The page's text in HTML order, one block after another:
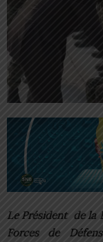
Le Président de la
Forces de